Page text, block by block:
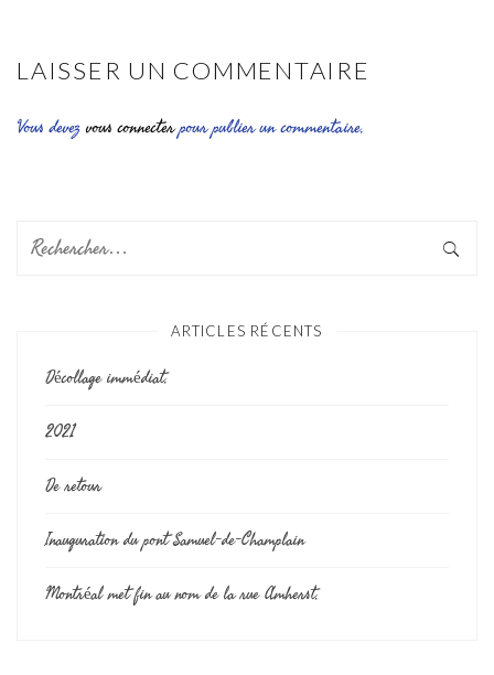
LAISSER UN COMMENTAIRE
Vous devezvous connecterpour publier un commentaire.
ARTICLES RÉCENTS
Décollage immédiat.
2021
De retour
Inauguration du pont Samuel-de-Champlain
Montréal met fin au nom de la rue Amherst.